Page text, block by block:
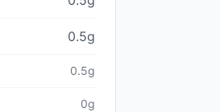
0.5g
0.5g
0g